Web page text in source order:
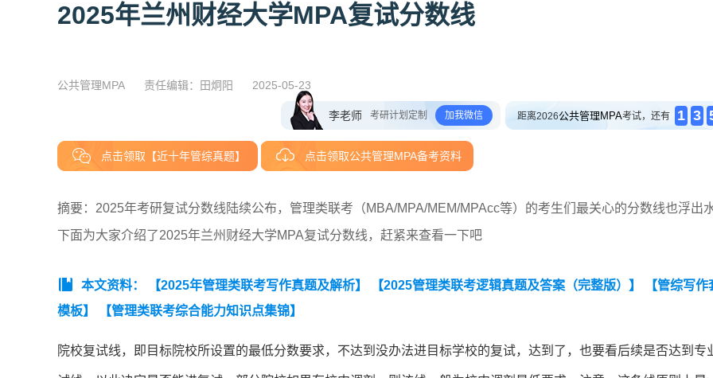
2025年兰州财经大学MPA复试分数线
公共管理MPA 责任编辑：田炯阳 2025-05-23
李老师 考研计划定制 加我微信 距离2026公共管理MPA考试，还有 1 3
点击领取【近十年管综真题】 点击领取公共管理MPA备考资料
摘要：2025年考研复试分数线陆续公布，管理类联考（MBA/MPA/MEM/MPAcc等）的考生们最关心的分数线也浮出水
下面为大家介绍了2025年兰州财经大学MPA复试分数线，赶紧来查看一下吧
本文资料： 【2025年管理类联考写作真题及解析】 【2025管理类联考逻辑真题及答案（完整版）】
【管综写作
模板】
【管理类联考综合能力知识点集锦】
院校复试线，即目标院校所设置的最低分数要求，不达到没办法进目标学校的复试，达到了，也要看后续是否达到专